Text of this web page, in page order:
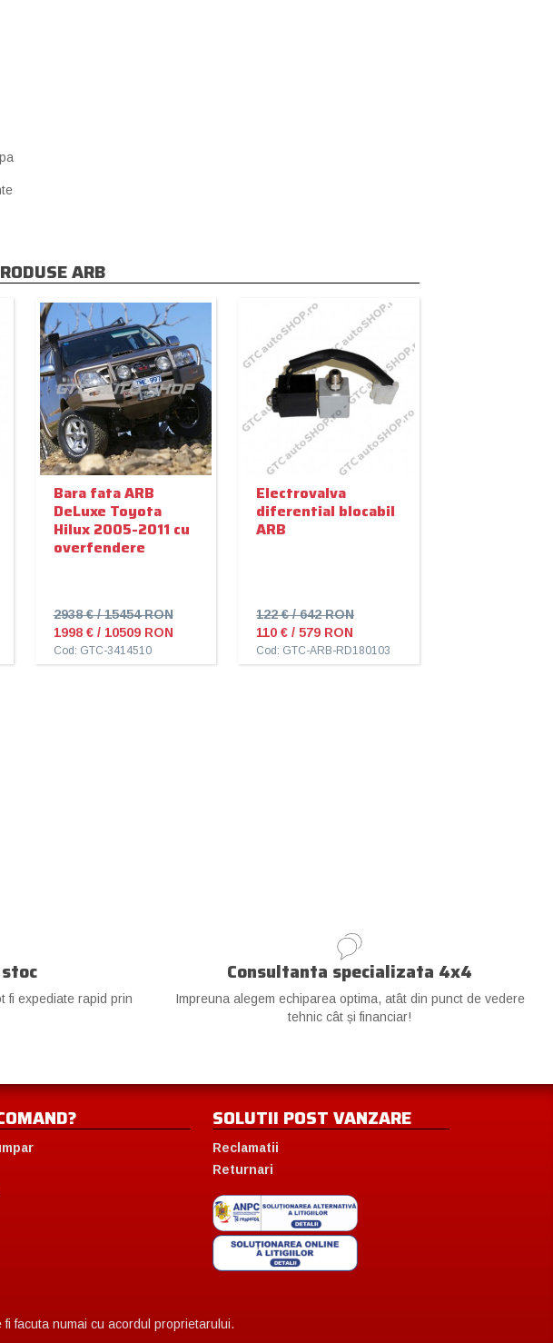
ARB
Bara fata ARB
DeLuxe Toyota
Hilux 2005-2011 cu
overfendere
2938 € / 15454 RON
1998 € / 10509 RON
Cod: GTC-3414510
Electrovalva
diferential blocabil
ARB
122 € / 642 RON
110 € / 579 RON
Cod: GTC-ARB-RD180103
fi expediate rapid prin
Consultanta specializata 4x4
Impreuna alegem echiparea optima, atât din punct de vedere
tehnic cât și financiar!
SOLUTII POST VANZARE
Reclamatii
Returnari
facuta numai cu acordul proprietarului.